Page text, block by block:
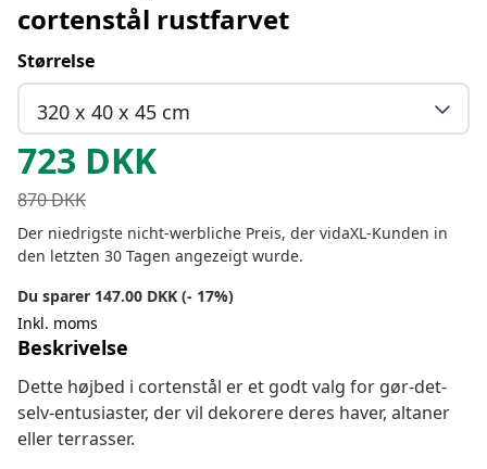
cortenstål rustfarvet
Størrelse
320 x 40 x 45 cm
723 DKK
870DKK
Der niedrigste nicht-werbliche Preis, der vidaXL-Kunden in
den letzten 30 Tagen angezeigt wurde.
Du sparer 147.00 DKK (- 17%)
Inkl. moms
Beskrivelse
Dette højbed i cortenstål er et godt valg for gør-det-
selv-entusiaster, der vil dekorere deres haver, altaner
eller terrasser.